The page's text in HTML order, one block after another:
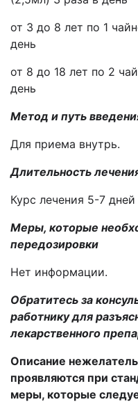
от 3 до 8 лет по 1
день
от 8 до 18 лет по 2
день
Метод и путь
Для приема внутрь.
Длительность
Курс лечения 5-7 дней
Меры, которые
передозировки
Нет информации.
Обратитесь за
работнику для
лекарственного
Описание
проявляются при
меры, которые